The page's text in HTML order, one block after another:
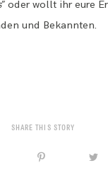
” oder wollt ihr eure
und Bekannten.
SHARE THIS STORY